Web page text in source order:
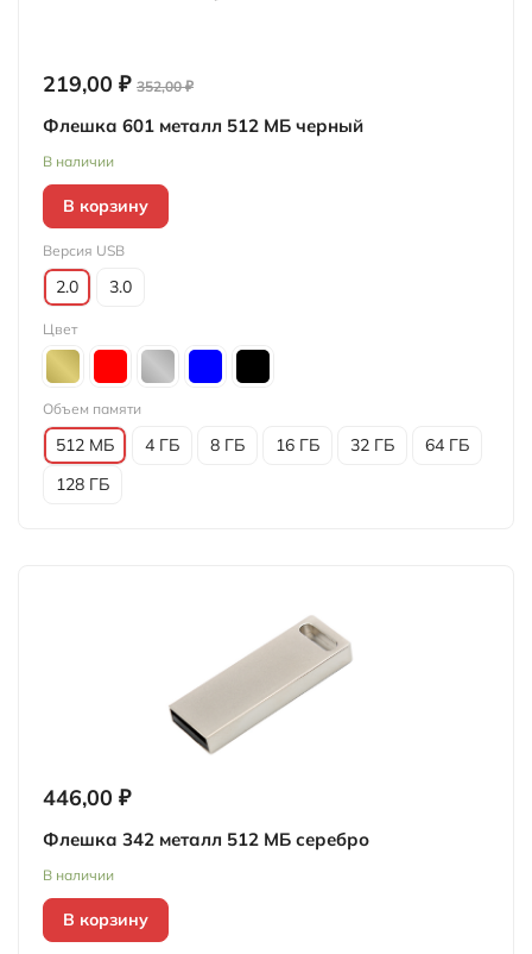
219,00 ₽ 352,00 ₽
Флешка 601 металл 512 МБ черный
В наличии
В корзину
Версия USB
2.0 3.0
Цвет
Объем памяти
512 МБ 4 ГБ 8 ГБ 16 ГБ 32 ГБ
64 ГБ
128 ГБ
446,00 ₽
Флешка 342 металл 512 МБ серебро
В наличии
В корзину